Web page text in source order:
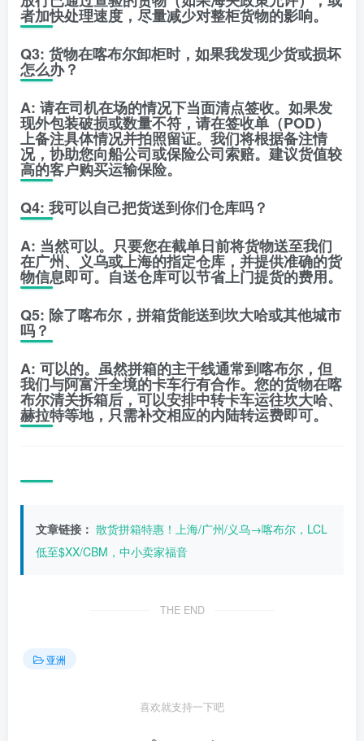
者加快处理速度，尽量减少对整柜货物的影响。
Q3: 货物在喀布尔卸柜时，如果我发现少货或损坏
怎么办？
A: 请在司机在场的情况下当面清点签收。如果发
现外包装破损或数量不符，请在签收单（POD）
上备注具体情况并拍照留证。我们将根据备注情
况，协助您向船公司或保险公司索赔。建议货值较
高的客户购买运输保险。
Q4: 我可以自己把货送到你们仓库吗？
A: 当然可以。只要您在截单日前将货物送至我们
在广州、义乌或上海的指定仓库，并提供准确的货
物信息即可。自送仓库可以节省上门提货的费用。
Q5: 除了喀布尔，拼箱货能送到坎大哈或其他城市
吗？
A: 可以的。虽然拼箱的主干线通常到喀布尔，但
我们与阿富汗全境的卡车行有合作。您的货物在喀
布尔清关拆箱后，可以安排中转卡车运往坎大哈、
赫拉特等地，只需补交相应的内陆转运费即可。
文章链接： 散货拼箱特惠！上海/广州/义乌→喀布尔，LCL
低至$XX/CBM，中小卖家福音
THE END
亚洲
喜欢就支持一下吧